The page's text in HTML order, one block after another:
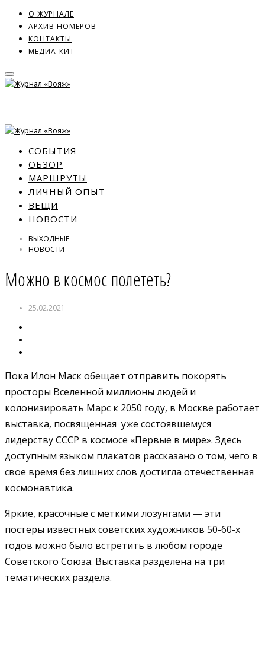
О ЖУРНАЛЕ
АРХИВ НОМЕРОВ
КОНТАКТЫ
МЕДИА-КИТ
СОБЫТИЯ
ОБЗОР
МАРШРУТЫ
ЛИЧНЫЙ ОПЫТ
ВЕЩИ
НОВОСТИ
ВЫХОДНЫЕ
НОВОСТИ
Можно в космос полететь?
25.02.2021
Пока Илон Маск обещает отправить покорять
просторы Вселенной миллионы людей и
колонизировать Марс к 2050 году, в Москве работает
выставка, посвященная уже состоявшемуся
лидерству СССР в космосе «Первые в мире». Здесь
доступным языком плакатов рассказано о том, чего в
свое время без лишних слов достигла отечественная
космонавтика.
Яркие, красочные с меткими лозунгами — эти
постеры известных советских художников 50-60-х
годов можно было встретить в любом городе
Советского Союза. Выставка разделена на три
тематических раздела.